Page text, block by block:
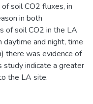
soil CO2 fluxes, in
in both
of soil CO2 in the LA
and night, time
there was evidence of
study indicate a greater
the LA site.